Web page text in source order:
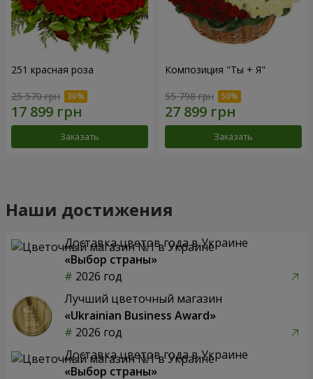
251 красная роза
25 570 грн
Заказать
Композиция "Ты + Я"
55 798 грн
Заказать
Наши достижения
Доставка цветов года в Украине
«Выбор страны»
2026 год
Лучший цветочный магазин
«Ukrainian Business Award»
2026 год
Доставка цветов года в Украине
«Выбор страны»